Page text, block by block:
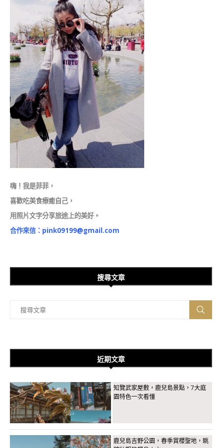
嗨！我是菲菲，
喜歡吃美食療癒自己，
用照片文字分享旅途上的美好。
合作來信： pink09199@gmail.com
搜尋文章
近期文章
知覽武家屋敷，鹿兒島景點，7大庭
園特色一次看懂
鹿兒島吉野公園，春季賞櫻聖地，眺